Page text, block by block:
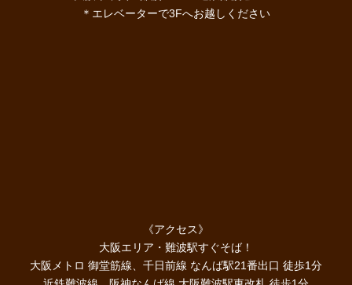
＊エレベーターで3Fへお越しください
《アクセス》
大阪エリア・難波駅すぐそば！
大阪メトロ 御堂筋線、千日前線 なんば駅21番出口 徒歩1分